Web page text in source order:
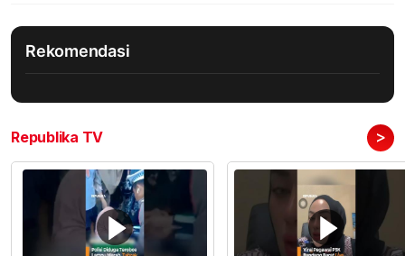
Rekomendasi
Republika TV >